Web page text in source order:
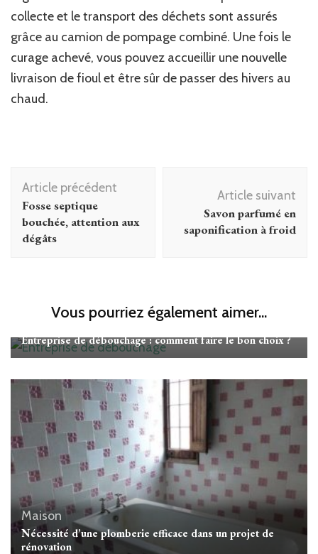
collecte et le transport des déchets sont assurés
grâce au camion de pompage combiné. Une fois le
curage achevé, vous pouvez accueillir une nouvelle
livraison de fioul et être sûr de passer des hivers au
chaud.
Navigation
d'article
Article précédent
Fosse septique
bouchée, attention aux
dégâts
Article suivant
Savon parfumé en
saponification à froid
Vous pourriez également aimer...
Maison
Entreprise de débouchage : comment faire le bon choix ?
Maison
Nécessité d’une plomberie efficace dans un projet de
rénovation